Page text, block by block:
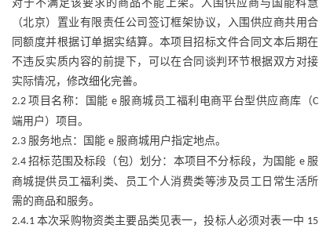
对于不满足该要求的商品不能上架。入围供应商与国能科慧
（北京）置业有限责任公司签订框架协议，入围供应商共用合
同额度并根据订单据实结算。本项目招标文件合同文本后期在
不违反实质内容的前提下，可以在合同谈判环节根据双方对接
实际情况，修改细化完善。
2.2项目名称：国能e服商城员工福利电商平台型供应商库（C
端用户）项目。
2.3 服务地点：国能 e 服商城用户指定地点。
2.4招标范围及标段（包）划分：本项目不分标段，为国能 e服
商城提供员工福利类、员工个人消费类等涉及员工日常生活所
需的商品和服务。
2.4.1本次采购物资类主要品类见表一，投标人必须对表一中 15